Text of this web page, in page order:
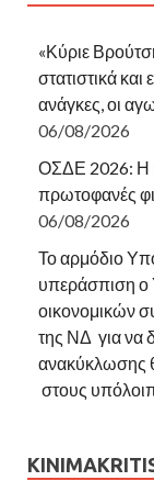
«Κύριε
στατιστικά
ανάγκες, οι
06/08/2026
ΟΣΔΕ 2026: Η
πρωτοφανές
06/08/2026
Το αρμόδιο
υπεράσπιση ο
οικονομικών
της ΝΔ για να
ανακύκλωσης
στους